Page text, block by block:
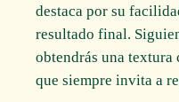
destaca por su
resultado final.
obtendrás una textura
que siempre invita a